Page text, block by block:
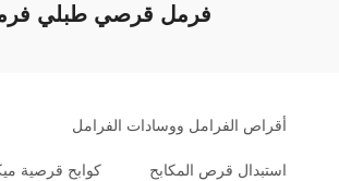
فرمل قرصي طبلي
أقراص الفرامل ووسادات الفرامل
استبدال قرص المكابح كوابح قرصية